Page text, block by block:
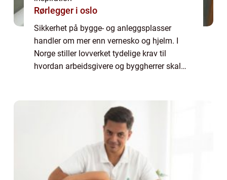
Rørlegger i oslo
Sikkerhet på bygge- og anleggsplasser
handler om mer enn vernesko og hjelm. I
Norge stiller lovverket tydelige krav til
hvordan arbeidsgivere og byggherrer skal